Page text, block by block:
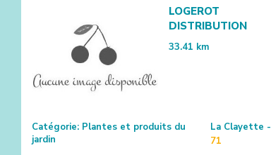
LOGEROT
DISTRIBUTION
33.41 km
Catégorie: Plantes et produits du
jardin
La Clayette -
71